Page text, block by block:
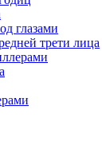
глазами
трети лица